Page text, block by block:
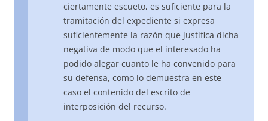
ciertamente escueto, es suficiente para la
tramitación del expediente si expresa
suficientemente la razón que justifica dicha
negativa de modo que el interesado ha
podido alegar cuanto le ha convenido para
su defensa, como lo demuestra en este
caso el contenido del escrito de
interposición del recurso.